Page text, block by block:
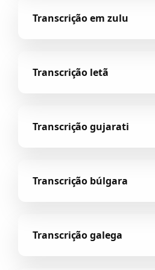
Transcrição em zulu
Transcrição letã
Transcrição gujarati
Transcrição búlgara
Transcrição galega